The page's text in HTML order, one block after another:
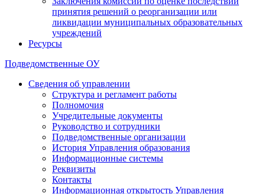
принятия решений о реорганизации или
ликвидации муниципальных образовательных
учреждений
Ресурсы
Подведомственные ОУ
Сведения об управлении
Структура и регламент работы
Полномочия
Учредительные документы
Руководство и сотрудники
Подведомственные организации
История Управления образования
Информационные системы
Реквизиты
Контакты
Информационная открытость Управления